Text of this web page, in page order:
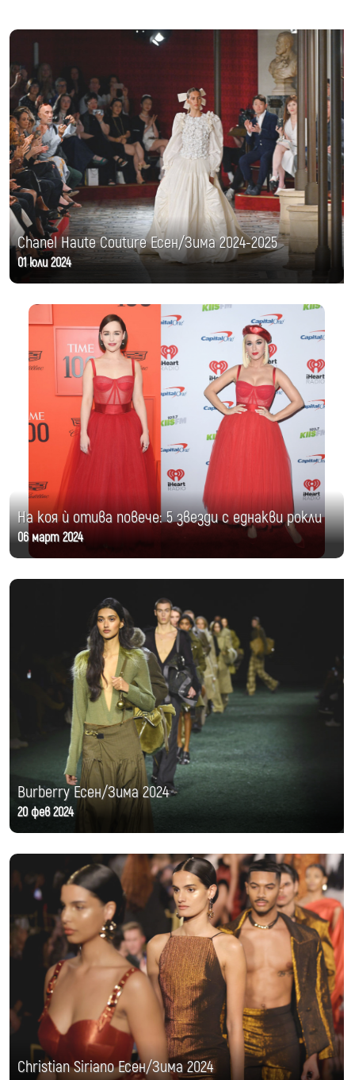
Chanel Haute Couture Есен/Зима 2024-2025
01 юли 2024
На коя ѝ отива повече: 5 звезди с еднакви рокли
06 март 2024
Burberry Есен/Зима 2024
20 фев 2024
Christian Siriano Есен/Зима 2024